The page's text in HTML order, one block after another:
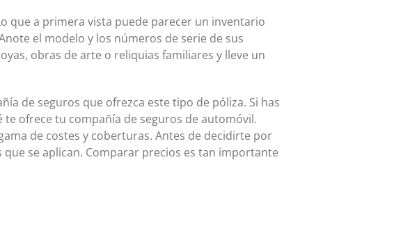
que a primera vista puede parecer un inventario
el modelo y los números de serie de sus
obras de arte o reliquias familiares y lleve un
de seguros que ofrezca este tipo de póliza. Si has
ofrece tu compañía de seguros de automóvil.
de costes y coberturas. Antes de decidirte por
se aplican. Comparar precios es tan importante